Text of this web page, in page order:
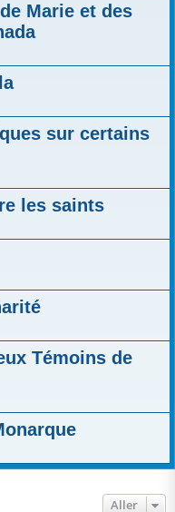
Marie et des
sur certains
les saints
Témoins de
Aller